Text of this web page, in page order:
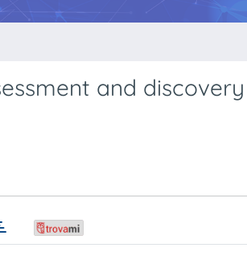
and discovery